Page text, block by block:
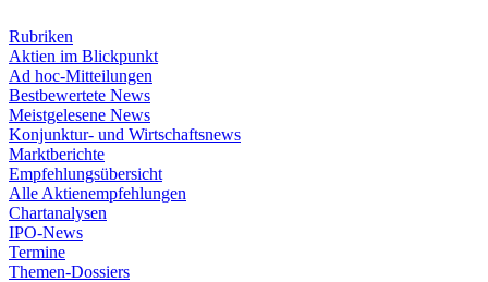
Rubriken
Aktien im Blickpunkt
Ad hoc-Mitteilungen
Bestbewertete News
Meistgelesene News
Konjunktur- und Wirtschaftsnews
Marktberichte
Empfehlungsübersicht
Alle Aktienempfehlungen
Chartanalysen
IPO-News
Termine
Themen-Dossiers